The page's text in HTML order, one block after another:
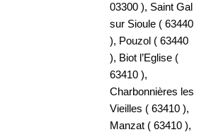
03300 ), Saint Gal
sur Sioule ( 63440
), Pouzol ( 63440
), Biot l’Eglise (
63410 ),
Charbonnières les
Vieilles ( 63410 ),
Manzat ( 63410 ),